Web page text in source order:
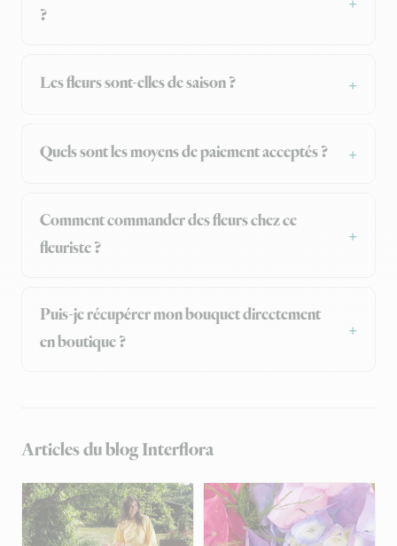
?
Les fleurs sont-elles de saison ?
Quels sont les moyens de paiement acceptés ?
Comment commander des fleurs chez ce
fleuriste ?
Puis-je récupérer mon bouquet directement
en boutique ?
Articles du blog Interflora